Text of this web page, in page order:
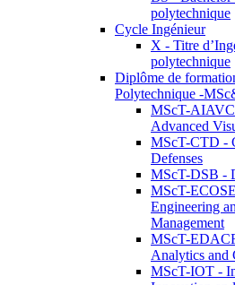
polytechnique
Cycle Ingénieur
X - Titre
polytechnique
Diplôme de
Polytechnique -
MScT-
Advanced
MScT-CTD -
Defenses
MScT-DSB -
MScT-
Engineering
Management
MScT-
Analytics and
MScT-IOT -